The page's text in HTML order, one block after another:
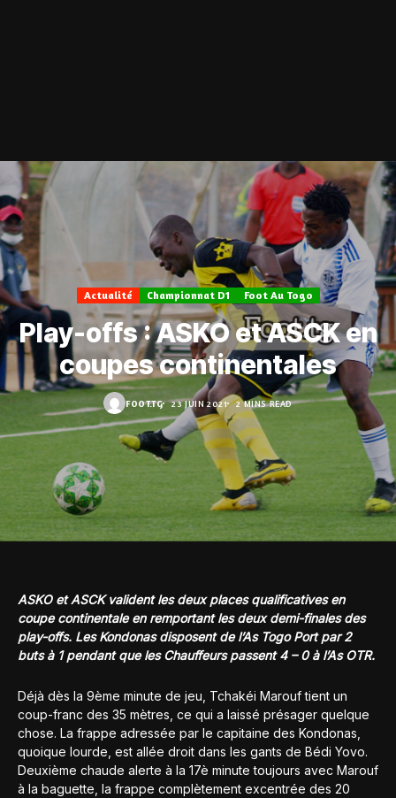
Actualité Championnat D1 Foot Au Togo
Play-offs : ASKO et ASCK en
coupes continentales
FOOT.TG 23 JUIN 2021 2 MINS READ
ASKO et ASCK valident les deux places qualificatives en
coupe continentale en remportant les deux demi-finales des
play-offs. Les Kondonas disposent de l’As Togo Port par 2
buts à 1 pendant que les Chauffeurs passent 4 – 0 à l’As OTR.
Déjà dès la 9ème minute de jeu, Tchakéi Marouf tient un
coup-franc des 35 mètres, ce qui a laissé présager quelque
chose. La frappe adressée par le capitaine des Kondonas,
quoique lourde, est allée droit dans les gants de Bédi Yovo.
Deuxième chaude alerte à la 17è minute toujours avec Marouf
à la baguette, la frappe complètement excentrée des 20